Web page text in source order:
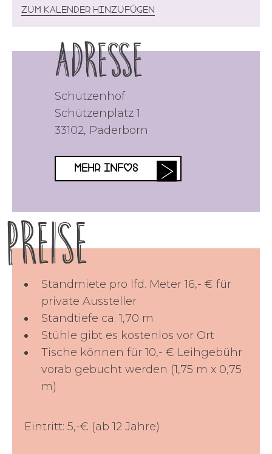
Zum Kalender hinzufügen
Adresse
Schützenhof
Schützenplatz 1
33102, Paderborn
MEHR INFOS
Preise
Standmiete pro lfd. Meter 16,- € für
private Aussteller
Standtiefe ca. 1,70 m
Stühle gibt es kostenlos vor Ort
Tische können für 10,- € Leihgebühr
vorab gebucht werden (1,75 m x 0,75
m)
Eintritt: 5,-€ (ab 12 Jahre)